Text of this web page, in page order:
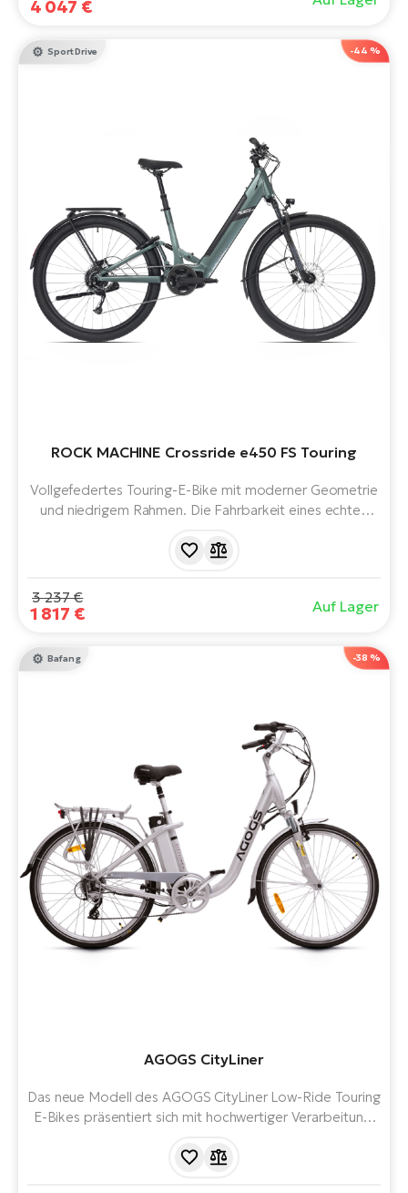
4 047 €
-44 %
Sport Drive
ROCK MACHINE Crossride e450 FS Touring
Vollgefedertes Touring-E-Bike mit moderner Geometrie
und niedrigem Rahmen. Die Fahrbarkeit eines echten
Ausgestattet mit Sport Drive Motor, 504 Wh Akku,
3 237 €
1 817 € Auf Lager
-38 %
Bafang
AGOGS CityLiner
Das neue Modell des AGOGS CityLiner Low-Ride Touring
E-Bikes präsentiert sich mit hochwertiger Verarbeitung,
attraktiven silbernen Design mit Leder-Accessoires.